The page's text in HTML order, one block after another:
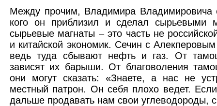
Между прочим, Владимира Владимировича
кого он приблизил и сделал сырьевыми
сырьевые магнаты – это часть не
и китайской экономик. Сечин с
ведь туда сбывают нефть и газ. От
зависят их барыши. От благоволения
они могут сказать: «Знаете, а нас не
местный патрон. Он себя плохо ведет.
дальше продавать нам свои углеводороды,